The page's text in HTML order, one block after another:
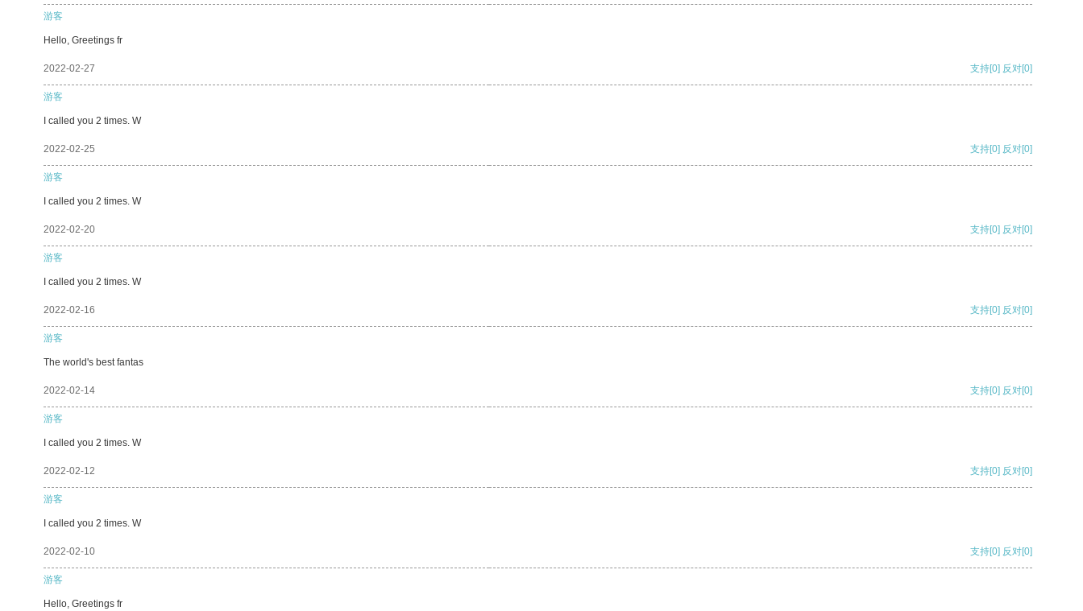
游客
Hello, Greetings fr
2022-02-27 支持[0] 反对[0]
游客
I called you 2 times. W
2022-02-25 支持[0] 反对[0]
游客
I called you 2 times. W
2022-02-20 支持[0] 反对[0]
游客
I called you 2 times. W
2022-02-16 支持[0] 反对[0]
游客
The world's best fantas
2022-02-14 支持[0] 反对[0]
游客
I called you 2 times. W
2022-02-12 支持[0] 反对[0]
游客
I called you 2 times. W
2022-02-10 支持[0] 反对[0]
游客
Hello, Greetings fr